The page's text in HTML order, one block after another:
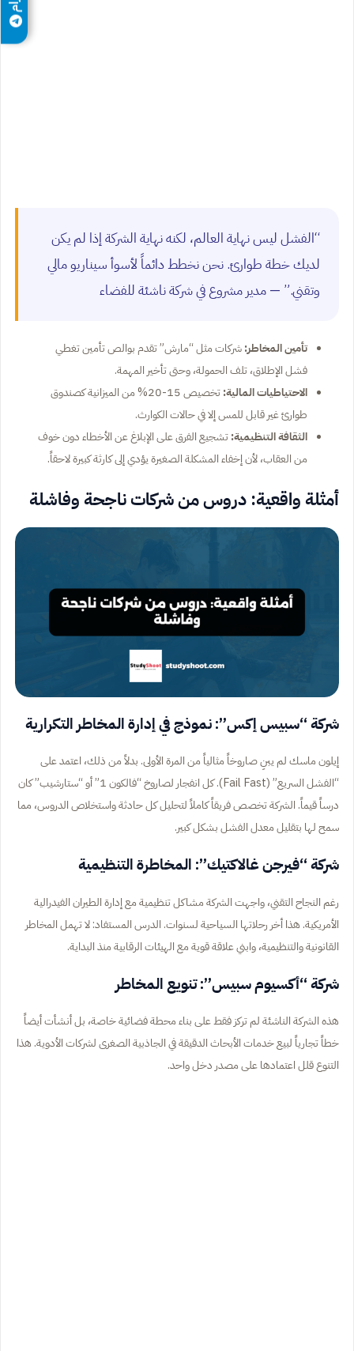
“الفشل ليس نهاية العالم، لكنه نهاية الشركة إذا لم يكن
لديك خطة طوارئ. نحن نخطط دائماً لأسوأ سيناريو مالي
وتقني.” — مدير مشروع في شركة ناشئة للفضاء
تأمين المخاطر:شركات مثل “مارش” تقدم بوالص تأمين تغطي
فشل الإطلاق، تلف الحمولة، وحتى تأخير المهمة.
الاحتياطيات المالية:
تخصيص 15-20% من الميزانية كصندوق
طوارئ غير قابل للمس إلا في حالات الكوارث.
الثقافة التنظيمية:تشجيع الفرق على الإبلاغ عن الأخطاء دون خوف
من العقاب، لأن إخفاء المشكلة الصغيرة يؤدي إلى كارثة كبيرة لاحقاً.
أمثلة واقعية: دروس من شركات ناجحة وفاشلة
شركة “سبيس إكس”: نموذج في إدارة المخاطر التكرارية
إيلون ماسك لم يبنِ صاروخاً مثالياً من المرة الأولى. بدلاً من ذلك، اعتمد على
“الفشل السريع” (Fail Fast). كل انفجار لصاروخ “فالكون 1” أو “ستارشيب” كان
درساً قيماً. الشركة تخصص فريقاً كاملاً لتحليل كل حادثة واستخلاص الدروس، مما
سمح لها بتقليل معدل الفشل بشكل كبير.
شركة “فيرجن غالاكتيك”: المخاطرة التنظيمية
رغم النجاح التقني، واجهت الشركة مشاكل تنظيمية مع إدارة الطيران الفيدرالية
الأمريكية. هذا أخر رحلاتها السياحية لسنوات. الدرس المستفاد: لا تهمل المخاطر
القانونية والتنظيمية، وابني علاقة قوية مع الهيئات الرقابية منذ البداية.
شركة “أكسيوم سبيس”: تنويع المخاطر
هذه الشركة الناشئة لم تركز فقط على بناء محطة فضائية خاصة، بل أنشأت أيضاً
خطاً تجارياً لبيع خدمات الأبحاث الدقيقة في الجاذبية الصغرى لشركات الأدوية. هذا
التنوع قلل اعتمادها على مصدر دخل واحد.